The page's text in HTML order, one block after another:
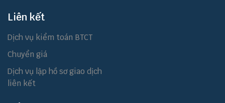
Liên kết
Dịch vụ kiểm toán BTCT
Chuyển giá
Dịch vụ lập hồ sơ giao dịch
liên kết